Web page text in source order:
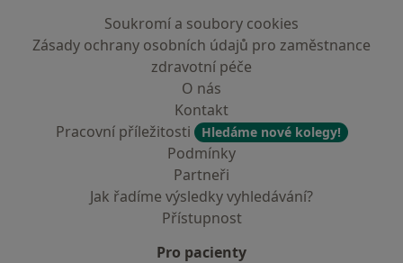
Soukromí a soubory cookies
Zásady ochrany osobních údajů pro zaměstnance
zdravotní péče
O nás
Kontakt
Pracovní příležitosti
Hledáme nové kolegy!
Podmínky
Partneři
Jak řadíme výsledky vyhledávání?
Přístupnost
Pro pacienty